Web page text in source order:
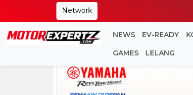
Network
NEWS EV-READY
GAMES LELANG